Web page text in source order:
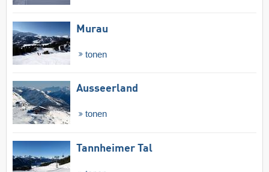
Murau
tonen
Ausseerland
tonen
Tannheimer Tal